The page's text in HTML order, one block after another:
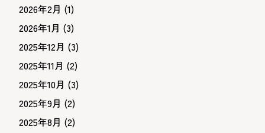
2026年2月 (1)
2026年1月 (3)
2025年12月 (3)
2025年11月 (2)
2025年10月 (3)
2025年9月 (2)
2025年8月 (2)